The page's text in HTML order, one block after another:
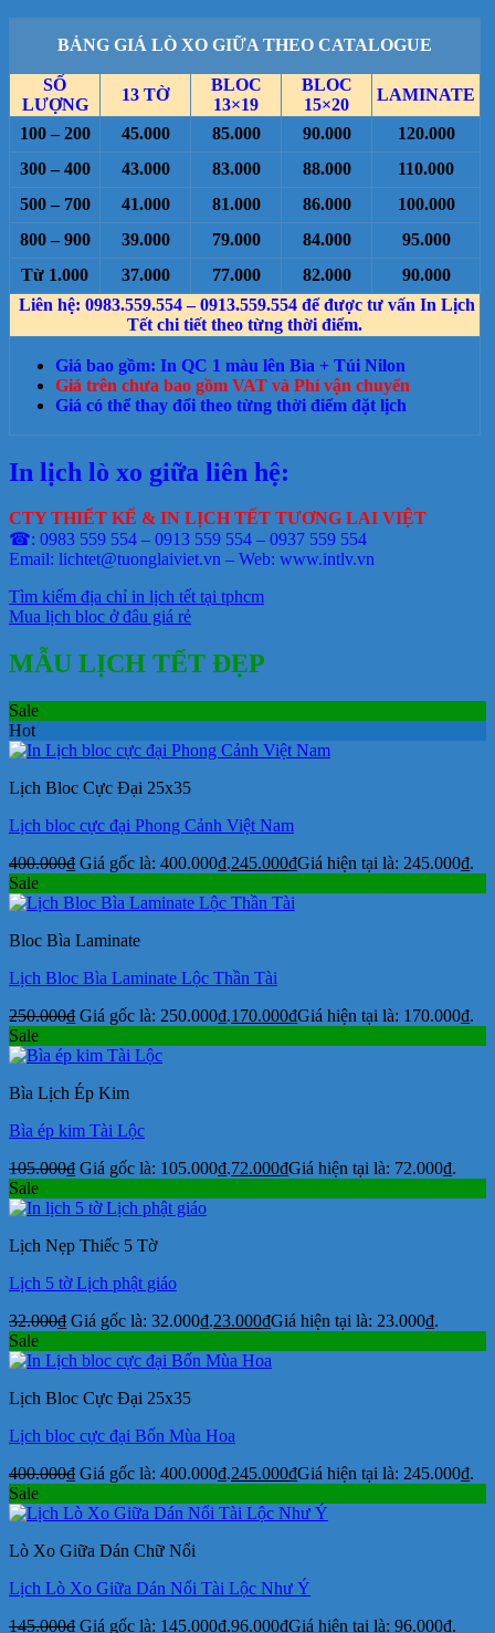
BẢNG GIÁ LÒ XO GIỮA THEO CATALOGUE
SỐ
LƯỢNG
13 TỜ
BLOC
13×19
BLOC
15×20
LAMINATE
100 – 200 45.000 85.000 90.000
120.000
300 – 400
43.000 83.000 88.000
110.000
500 – 700
41.000 81.000 86.000
100.000
800 – 900
39.000 79.000 84.000
95.000
Từ 1.000
37.000 77.000 82.000
90.000
Liên hệ: 0983.559.554 – 0913.559.554 để được tư vấn In Lịch
Tết chi tiết theo từng thời điểm.
Giá bao gồm: In QC 1 màu lên Bìa + Túi Nilon
Giá trên chưa bao gồm VAT và Phí vận chuyển
Giá có thể thay đổi theo từng thời điểm đặt lịch
In lịch lò xo giữa liên hệ:
CTY THIẾT KẾ & IN LỊCH TẾT TƯƠNG LAI VIỆT
☎: 0983 559 554 – 0913 559 554 – 0937 559 554
Email: lichtet@tuonglaiviet.vn – Web: www.intlv.vn
Tìm kiếm địa chỉ in lịch tết tại tphcm
Mua lịch bloc ở đâu giá rẻ
MẪU LỊCH TẾT ĐẸP
Sale
Hot
Lịch Bloc Cực Đại 25x35
Lịch bloc cực đại Phong Cảnh Việt Nam
400.000₫ Giá gốc là: 400.000₫.245.000₫Giá hiện tại là: 245.000₫.
Sale
Bloc Bìa Laminate
Lịch Bloc Bìa Laminate Lộc Thần Tài
250.000₫ Giá gốc là: 250.000₫.170.000₫Giá hiện tại là: 170.000₫.
Sale
Bìa Lịch Ép Kim
Bìa ép kim Tài Lộc
105.000₫ Giá gốc là: 105.000₫.72.000₫Giá hiện tại là: 72.000₫.
Sale
Lịch Nẹp Thiếc 5 Tờ
Lịch 5 tờ Lịch phật giáo
32.000₫ Giá gốc là: 32.000₫.23.000₫Giá hiện tại là: 23.000₫.
Sale
Lịch Bloc Cực Đại 25x35
Lịch bloc cực đại Bốn Mùa Hoa
400.000₫ Giá gốc là: 400.000₫.245.000₫Giá hiện tại là: 245.000₫.
Sale
Lò Xo Giữa Dán Chữ Nổi
Lịch Lò Xo Giữa Dán Nổi Tài Lộc Như Ý
145.000₫ Giá gốc là: 145.000₫.96.000₫Giá hiện tại là: 96.000₫.